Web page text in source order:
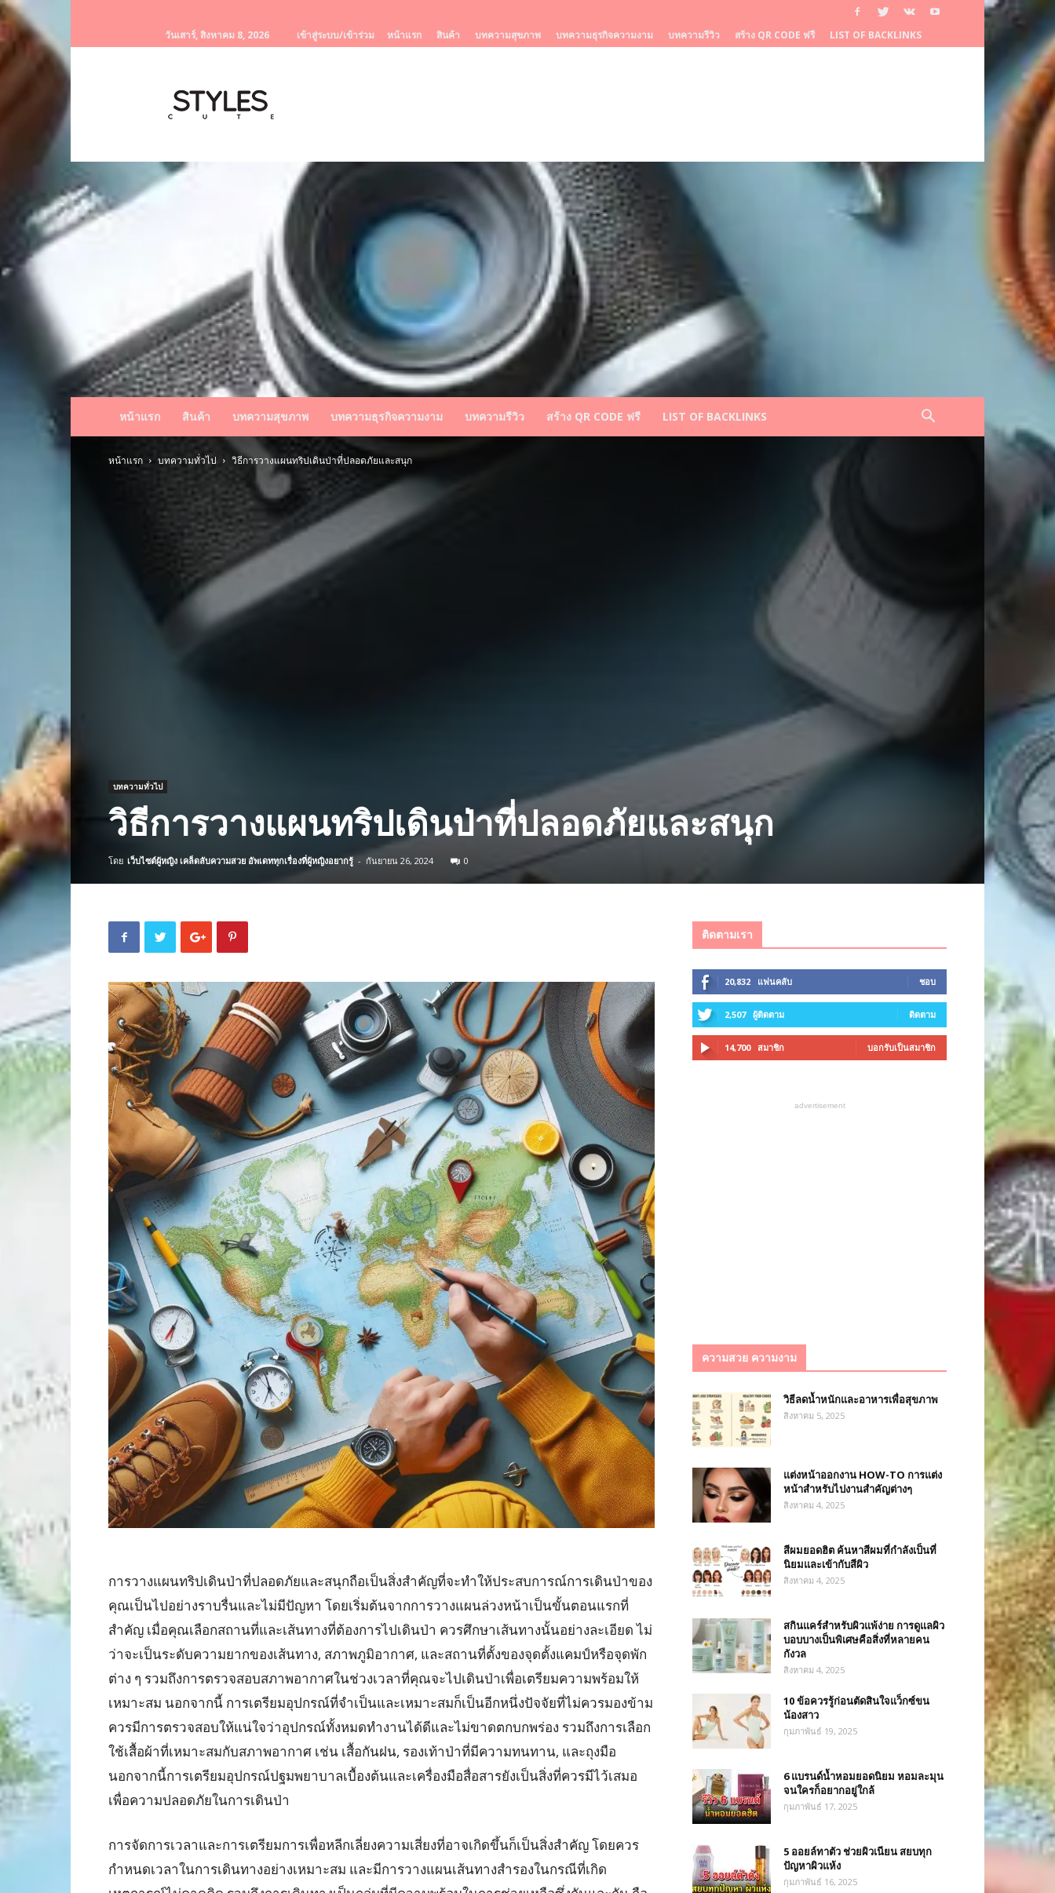
วันเสาร์, สิงหาคม 8, 2026 เข้าสู่ระบบ/เข้าร่วม หน้าแรก สินค้า บทความสุขภาพ บทความธุรกิจความงาม บทความรีวิว สร้าง QR CODE ฟรี LIST OF BACKLINKS
เรื่อง
หญิง
หน้าแรก สินค้า บทความสุขภาพ บทความธุรกิจความงาม บทความรีวิว สร้าง QR CODE ฟรี LIST OF BACKLINKS
หน้าแรก บทความทั่วไป วิธีการวางแผนทริปเดินป่าที่ปลอดภัยและสนุก
บทความทั่วไป
วิธีการวางแผนทริปเดินป่าที่ปลอดภัยและสนุก
โดย เว็บไซต์ผู้หญิง เคล็ดลับความสวย อัพเดททุกเรื่องที่ผู้หญิงอยากรู้ - กันยายน 26, 2024 0
การวางแผนทริปเดินป่าที่ปลอดภัยและสนุกถือเป็นสิ่งสำคัญที่จะทำให้ประสบการณ์การเดินป่าของ
คุณเป็นไปอย่างราบรื่นและไม่มีปัญหา โดยเริ่มต้นจากการวางแผนล่วงหน้าเป็นขั้นตอนแรกที่
สำคัญ เมื่อคุณเลือกสถานที่และเส้นทางที่ต้องการไปเดินป่า ควรศึกษาเส้นทางนั้นอย่างละเอียด ไม่
ว่าจะเป็นระดับความยากของเส้นทาง, สภาพภูมิอากาศ, และสถานที่ตั้งของจุดตั้งแคมป์หรือจุดพัก
ต่าง ๆ รวมถึงการตรวจสอบสภาพอากาศในช่วงเวลาที่คุณจะไปเดินป่าเพื่อเตรียมความพร้อมให้
เหมาะสม นอกจากนี้ การเตรียมอุปกรณ์ที่จำเป็นและเหมาะสมก็เป็นอีกหนึ่งปัจจัยที่ไม่ควรมองข้าม
ควรมีการตรวจสอบให้แน่ใจว่าอุปกรณ์ทั้งหมดทำงานได้ดีและไม่ขาดตกบกพร่อง รวมถึงการเลือก
ใช้เสื้อผ้าที่เหมาะสมกับสภาพอากาศ เช่น เสื้อกันฝน, รองเท้าป่าที่มีความทนทาน, และถุงมือ
นอกจากนี้การเตรียมอุปกรณ์ปฐมพยาบาลเบื้องต้นและเครื่องมือสื่อสารยังเป็นสิ่งที่ควรมีไว้เสมอ
เพื่อความปลอดภัยในการเดินป่า
การจัดการเวลาและการเตรียมการเพื่อหลีกเลี่ยงความเสี่ยงที่อาจเกิดขึ้นก็เป็นสิ่งสำคัญ โดยควร
กำหนดเวลาในการเดินทางอย่างเหมาะสม และมีการวางแผนเส้นทางสำรองในกรณีที่เกิด
ติดตามเรา
20,832 แฟนคลับ ชอบ
2,507 ผู้ติดตาม ติดตาม
14,700 สมาชิก บอกรับเป็นสมาชิก
advertisement
ความสวย ความงาม
วิธีลดน้ำหนักและอาหารเพื่อสุขภาพ
สิงหาคม 5, 2025
แต่งหน้าออกงาน HOW-TO การแต่ง
หน้าสำหรับไปงานสำคัญต่างๆ
สิงหาคม 4, 2025
สีผมยอดฮิต ค้นหาสีผมที่กำลังเป็นที่
นิยมและเข้ากับสีผิว
สิงหาคม 4, 2025
สกินแคร์สำหรับผิวแพ้ง่าย การดูแลผิว
บอบบางเป็นพิเศษคือสิ่งที่หลายคน
กังวล
สิงหาคม 4, 2025
10 ข้อควรรู้ก่อนตัดสินใจแว็กซ์ขน
น้องสาว
กุมภาพันธ์ 19, 2025
6 แบรนด์น้ำหอมยอดนิยม หอมละมุน
จนใครก็อยากอยู่ใกล้
กุมภาพันธ์ 17, 2025
5 ออยล์ทาตัว ช่วยผิวเนียน สยบทุก
ปัญหาผิวแห้ง
กุมภาพันธ์ 16, 2025